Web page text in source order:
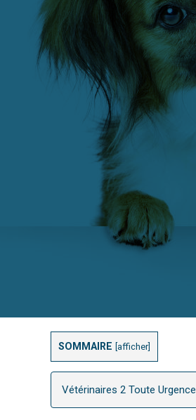
SOMMAIRE afficher
Vétérinaires 2 Toute Urgence